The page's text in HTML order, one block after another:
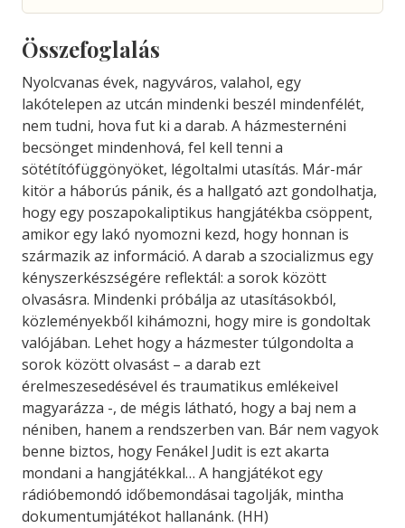
Összefoglalás
Nyolcvanas évek, nagyváros, valahol, egy
lakótelepen az utcán mindenki beszél mindenfélét,
nem tudni, hova fut ki a darab. A házmesternéni
becsönget mindenhová, fel kell tenni a
sötétítófüggönyöket, légoltalmi utasítás. Már-már
kitör a háborús pánik, és a hallgató azt gondolhatja,
hogy egy poszapokaliptikus hangjátékba csöppent,
amikor egy lakó nyomozni kezd, hogy honnan is
származik az információ. A darab a szocializmus egy
kényszerkészségére reflektál: a sorok között
olvasásra. Mindenki próbálja az utasításokból,
közleményekből kihámozni, hogy mire is gondoltak
valójában. Lehet hogy a házmester túlgondolta a
sorok között olvasást – a darab ezt
érelmeszesedésével és traumatikus emlékeivel
magyarázza -, de mégis látható, hogy a baj nem a
néniben, hanem a rendszerben van. Bár nem vagyok
benne biztos, hogy Fenákel Judit is ezt akarta
mondani a hangjátékkal… A hangjátékot egy
rádióbemondó időbemondásai tagolják, mintha
dokumentumjátékot hallanánk. (HH)